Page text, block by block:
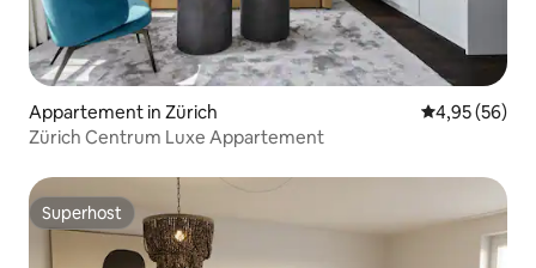
Appartement in Zürich Gemiddelde
4,95 (56)
Zürich Centrum Luxe Appartement
Superhost
Superhost